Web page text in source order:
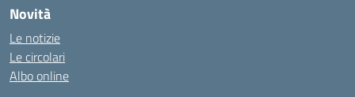
Novità
Le notizie
Le circolari
Albo online